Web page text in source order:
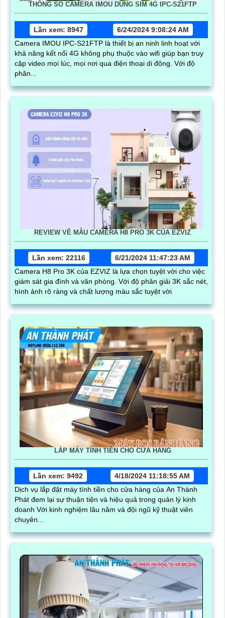
THÔNG SỐ CAMERA IMOU DÙNG SIM 4G IPC-S21FTP
Lần xem: 8947
6/24/2024 9:08:24 AM
Camera IMOU IPC-S21FTP là thiết bị an ninh linh hoạt với
khả năng kết nối 4G không phụ thuộc vào wifi giúp bạn truy
cập video mọi lúc, mọi nơi qua điện thoại di động. Với độ
phân...
REVIEW VỀ MẪU CAMERA H8 PRO 3K CỦA EZVIZ
Lần xem: 22116
6/21/2024 11:47:23 AM
Camera H8 Pro 3K của EZVIZ là lựa chọn tuyệt vời cho việc
giám sát gia đình và văn phòng. Với độ phân giải 3K sắc nét,
hình ảnh rõ ràng và chất lượng màu sắc tuyệt vời
LẮP MÁY TÍNH TIỀN CHO CỬA HÀNG
Lần xem: 9492
4/18/2024 11:18:55 AM
Dịch vụ lắp đặt máy tính tiền cho cửa hàng của An Thành
Phát đem lại sự thuận tiện và hiệu quả trong quản lý kinh
doanh Với kinh nghiệm lâu năm và đội ngũ kỹ thuật viên
chuyên...